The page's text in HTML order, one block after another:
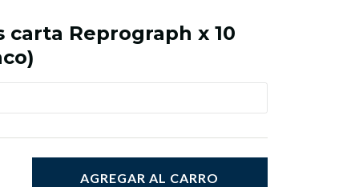
carta Reprograph x 10
AGREGAR AL CARRO